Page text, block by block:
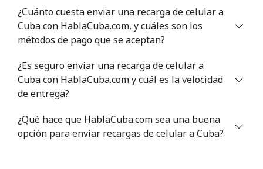
¿Cuánto cuesta enviar una recarga de celular a
Cuba con HablaCuba.com, y cuáles son los
métodos de pago que se aceptan?
¿Es seguro enviar una recarga de celular a
Cuba con HablaCuba.com y cuál es la velocidad
de entrega?
¿Qué hace que HablaCuba.com sea una buena
opción para enviar recargas de celular a Cuba?